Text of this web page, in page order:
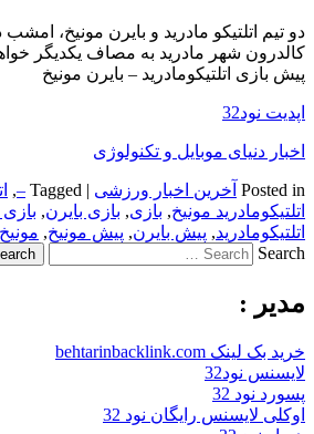
دو تیم اتلتیکو مادرید و بایرن مونیخ،
کالدرون شهر مادرید به مصاف یکدیگر
پیش بازی اتلتیکومادرید – بایرن مونیخ
اپدیت نود32
اخبار دنیای موبایل و تکنولوژی
Posted in آخرین اخبار ورزشی |
Tagged
–
,
اتلتیکومادرید مونیخ, بازی, بازی بایرن, بازی
اتلتیکومادرید, پیش بایرن, پیش مونیخ,
Search
مدیر :
خرید بک لینک behtarinbacklink.com
لایسنس نود32
پسورد نود 32
اوکلی لایسنس رایگان نود 32